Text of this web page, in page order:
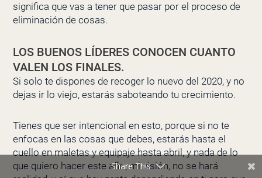
significa que vas a tener que pasar por el proceso de
eliminación de cosas.
LOS BUENOS LÍDERES CONOCEN CUANTO
VALEN LOS FINALES.
Si solo te dispones de recoger lo nuevo del 2020, y no
dejas ir lo viejo, estarás saboteando tu crecimiento.
Tienes que ser intencional en esto, porque si no te
enfocas en las cosas que debes, estarás hasta el
cuello en maletas y equipaje hasta abril, y nada de lo
que quiero hacer este año, mi visión, no se hará
Share This